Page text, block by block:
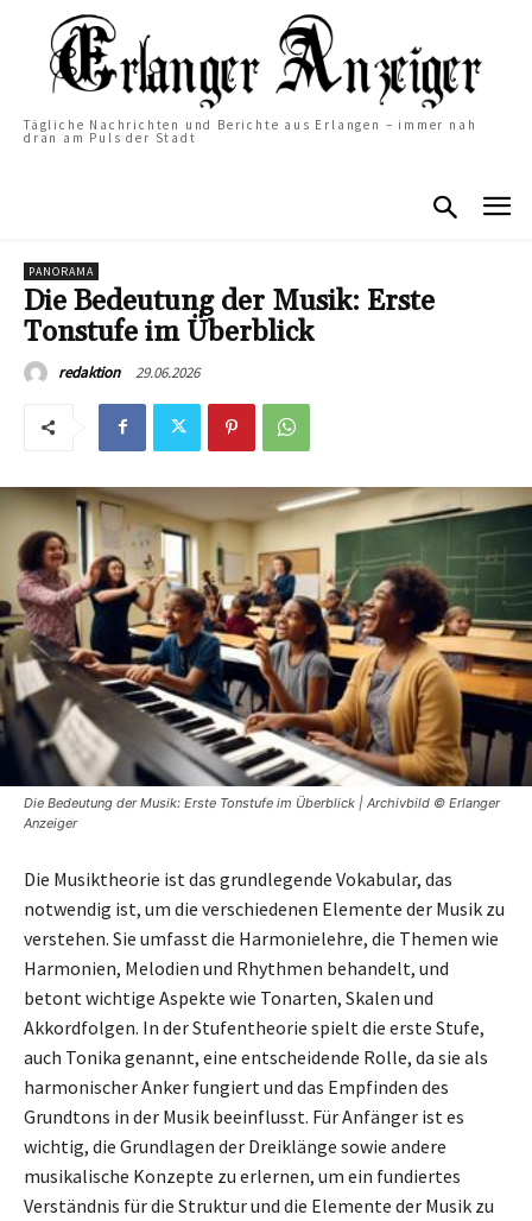
Tägliche Nachrichten und Berichte aus Erlangen – immer nah
dran am Puls der Stadt
PANORAMA
Die Bedeutung der Musik: Erste
Tonstufe im Überblick
redaktion 29.06.2026
Die Bedeutung der Musik: Erste Tonstufe im Überblick | Archivbild © Erlanger
Anzeiger
Die Musiktheorie ist das grundlegende Vokabular, das
notwendig ist, um die verschiedenen Elemente der Musik zu
verstehen. Sie umfasst die Harmonielehre, die Themen wie
Harmonien, Melodien und Rhythmen behandelt, und
betont wichtige Aspekte wie Tonarten, Skalen und
Akkordfolgen. In der Stufentheorie spielt die erste Stufe,
auch Tonika genannt, eine entscheidende Rolle, da sie als
harmonischer Anker fungiert und das Empfinden des
Grundtons in der Musik beeinflusst. Für Anfänger ist es
wichtig, die Grundlagen der Dreiklänge sowie andere
musikalische Konzepte zu erlernen, um ein fundiertes
Verständnis für die Struktur und die Elemente der Musik zu